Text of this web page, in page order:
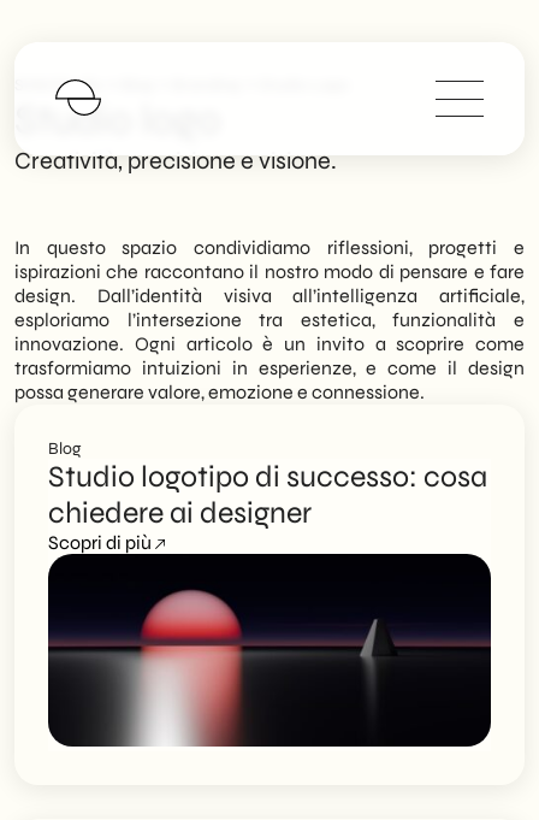
SHM Studio
Studio logo
Creatività, precisione e visione.
In questo spazio condividiamo riflessioni, progetti e
ispirazioni che raccontano il nostro modo di pensare e fare
design. Dall’identità visiva all’intelligenza artificiale,
esploriamo l’intersezione tra estetica, funzionalità e
innovazione. Ogni articolo è un invito a scoprire come
trasformiamo intuizioni in esperienze, e come il design
possa generare valore, emozione e connessione.
Blog
Studio logotipo di successo: cosa
chiedere ai designer
Scopri di più